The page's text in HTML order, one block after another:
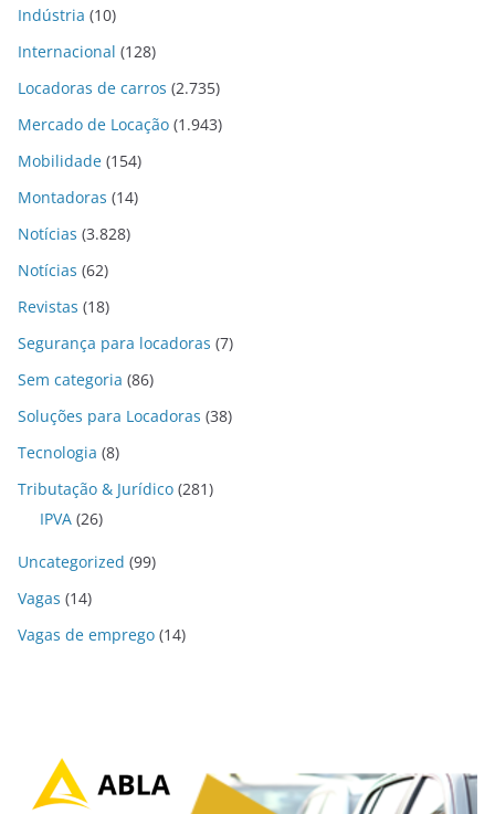
Indústria (10)
Internacional (128)
Locadoras de carros (2.735)
Mercado de Locação (1.943)
Mobilidade (154)
Montadoras (14)
Notícias (3.828)
Notícias (62)
Revistas (18)
Segurança para locadoras (7)
Sem categoria (86)
Soluções para Locadoras (38)
Tecnologia (8)
Tributação & Jurídico (281)
IPVA (26)
Uncategorized (99)
Vagas (14)
Vagas de emprego (14)